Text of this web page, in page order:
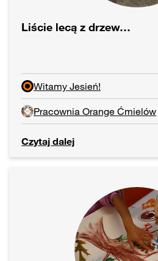
Liście lecą z drzew…
Witamy Jesień!
Pracownia Orange Ćmielów
Czytaj dalej